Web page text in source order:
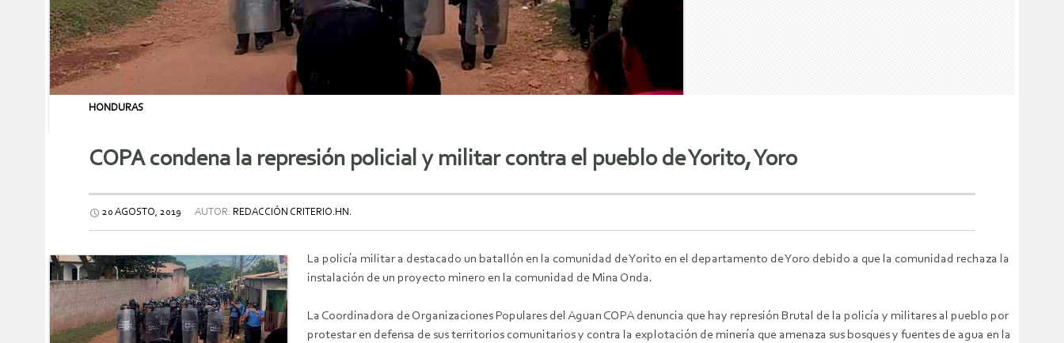
HONDURAS
COPA condena la represión policial y militar contra el pueblo de Yorito, Yoro
20 AGOSTO, 2019 AUTOR: REDACCIÓN CRITERIO.HN.
La policía militar a destacado un batallón en la comunidad de Yorito en el departamento de Yoro debido a que la comunidad rechaza la
instalación de un proyecto minero en la comunidad de Mina Onda.
La Coordinadora de Organizaciones Populares del Aguan COPA denuncia que hay represión Brutal de la policía y militares al pueblo por
protestar en defensa de sus territorios comunitarios y contra la explotación de minería que amenaza sus bosques y fuentes de agua en la